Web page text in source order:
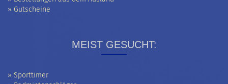
» Gutscheine
MEIST GESUCHT:
» Sporttimer